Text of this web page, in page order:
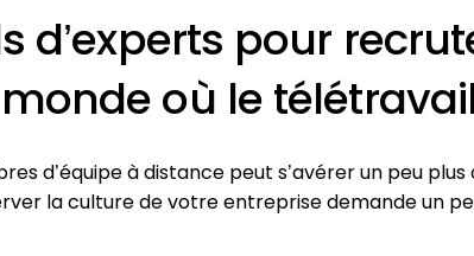
d’experts pour
où le
d’équipe à distance peut s’avérer un peu
la culture de votre entreprise demande un